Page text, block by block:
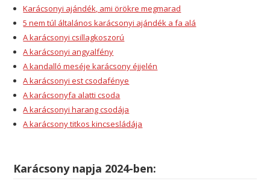
Karácsonyi ajándék, ami örökre megmarad
5 nem túl általános karácsonyi ajándék a fa alá
A karácsonyi csillagkoszorú
A karácsonyi angyalfény
A kandalló meséje karácsony éjjelén
A karácsonyi est csodafénye
A karácsonyfa alatti csoda
A karácsonyi harang csodája
A karácsony titkos kincsesládája
Karácsony napja 2024-ben: